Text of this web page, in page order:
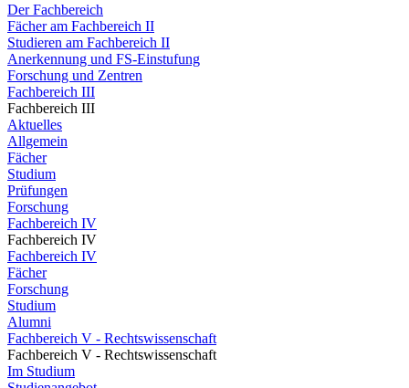
Der Fachbereich
Fächer am Fachbereich II
Studieren am Fachbereich II
Anerkennung und FS-Einstufung
Forschung und Zentren
Fachbereich III
Fachbereich III
Aktuelles
Allgemein
Fächer
Studium
Prüfungen
Forschung
Fachbereich IV
Fachbereich IV
Fachbereich IV
Fächer
Forschung
Studium
Alumni
Fachbereich V - Rechtswissenschaft
Fachbereich V - Rechtswissenschaft
Im Studium